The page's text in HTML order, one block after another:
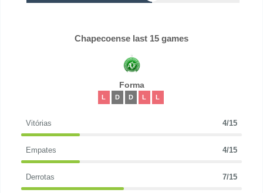
Chapecoense last 15 games
Forma
L D D L L
Vitórias 4/15
Empates 4/15
Derrotas 7/15